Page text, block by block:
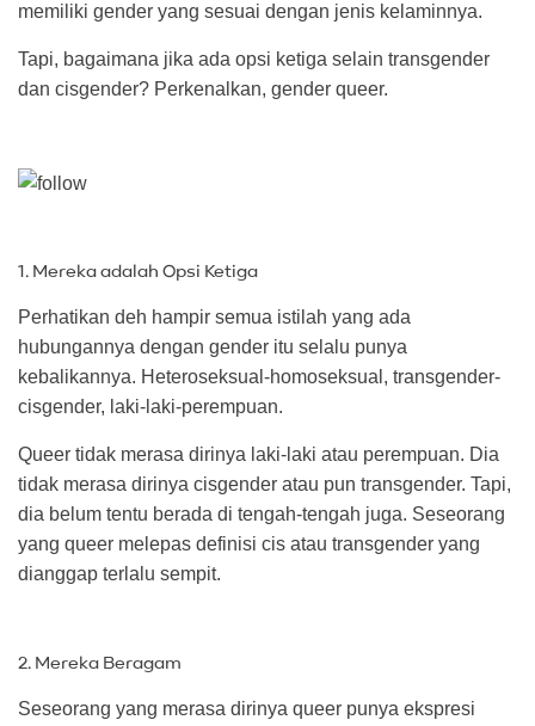
memiliki gender yang sesuai dengan jenis kelaminnya.
Tapi, bagaimana jika ada opsi ketiga selain transgender
dan cisgender? Perkenalkan, gender queer.
1. Mereka adalah Opsi Ketiga
Perhatikan deh hampir semua istilah yang ada
hubungannya dengan gender itu selalu punya
kebalikannya. Heteroseksual-homoseksual, transgender-
cisgender, laki-laki-perempuan.
Queer tidak merasa dirinya laki-laki atau perempuan. Dia
tidak merasa dirinya cisgender atau pun transgender. Tapi,
dia belum tentu berada di tengah-tengah juga. Seseorang
yang queer melepas definisi cis atau transgender yang
dianggap terlalu sempit.
2. Mereka Beragam
Seseorang yang merasa dirinya queer punya ekspresi